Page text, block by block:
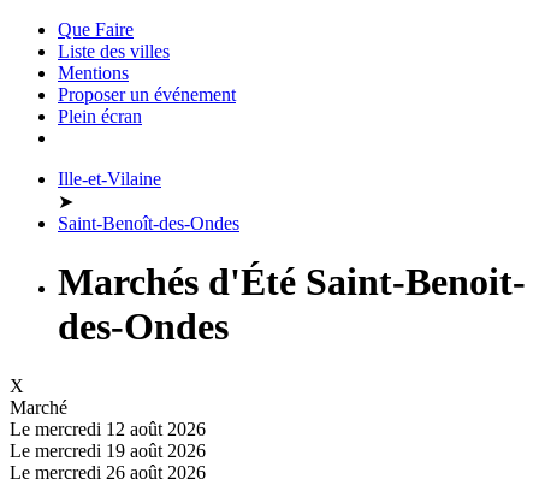
Que Faire
Liste des villes
Mentions
Proposer un événement
Plein écran
Ille-et-Vilaine
➤
Saint-Benoît-des-Ondes
Marchés d'Été Saint-Benoit-
des-Ondes
X
Marché
Le mercredi 12 août 2026
Le mercredi 19 août 2026
Le mercredi 26 août 2026